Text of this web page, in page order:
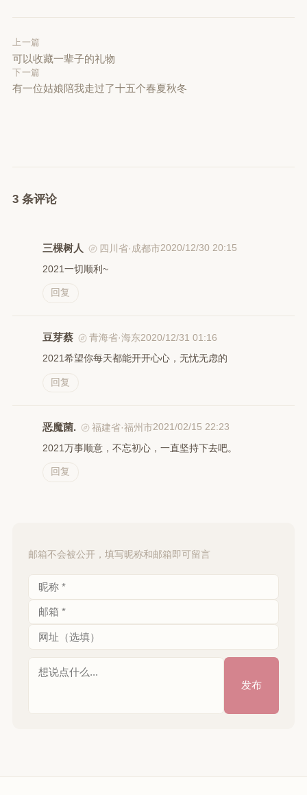
上一篇
可以收藏一辈子的礼物
下一篇
有一位姑娘陪我走过了十五个春夏秋冬
3 条评论
三棵树人 四川省·成都市2020/12/30 20:15
2021一切顺利~
回复
豆芽蔡 青海省·海东2020/12/31 01:16
2021希望你每天都能开开心心，无忧无虑的
回复
恶魔菌. 福建省·福州市2021/02/15 22:23
2021万事顺意，不忘初心，一直坚持下去吧。
回复
邮箱不会被公开，填写昵称和邮箱即可留言